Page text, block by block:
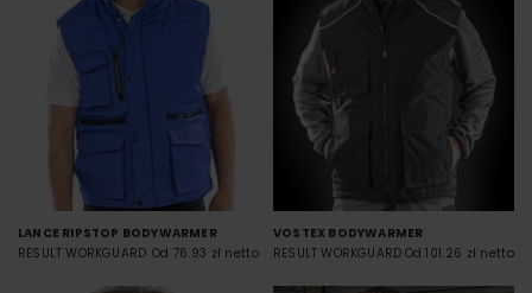
LANCE RIPSTOP BODYWARMER
RESULT WORKGUARD Od 76.93 zł netto
VOSTEX BODYWARMER
RESULT WORKGUARD Od 101.26 zł netto